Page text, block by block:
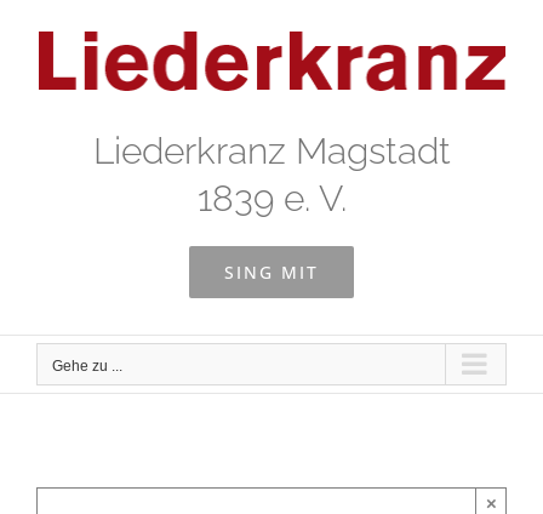
springen
Liederkranz Magstadt
1839 e. V.
SING MIT
Gehe zu ...
×